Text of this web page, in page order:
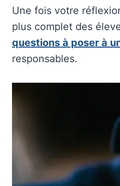
Une fois votre
plus complet des
questions à poser à
responsables.